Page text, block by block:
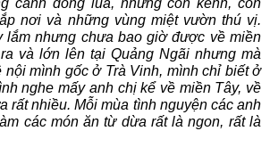
cánh đồng lúa, những con kênh, con
nơi và những vùng miệt vườn thú vị.
lắm nhưng chưa bao giờ được về miền
và lớn lên tại Quảng Ngãi nhưng mà
nội mình gốc ở Trà Vinh, mình chỉ biết ở
nghe mấy anh chị kể về miền Tây, về
rất nhiều. Mỗi mùa tình nguyện các anh
các món ăn từ dừa rất là ngon, rất là